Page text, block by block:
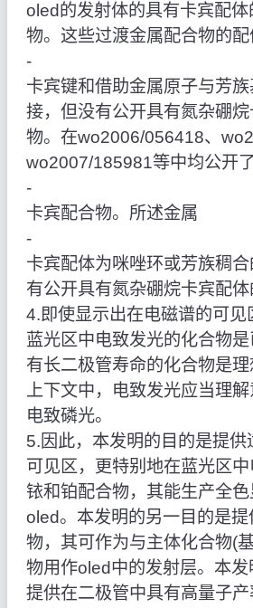
oled的发射体的具有卡宾配
物。这些过渡金属配合物的
‑
卡宾键和借助金属原子与芳
接，但没有公开具有氮杂硼
物。在wo2006/056418、
wo2007/185981等中均公开
‑
卡宾配合物。所述金属
‑
卡宾配体为咪唑环或芳族稠
有公开具有氮杂硼烷卡宾配体
4.即使显示出在电磁谱的可见
蓝光区中电致发光的化合物
有长二极管寿命的化合物是
上下文中，电致发光应当理
电致磷光。
5.因此，本发明的目的是提供
可见区，更特别地在蓝光区
铱和铂配合物，其能生产全
oled。本发明的另一目的是
物，其可作为与主体化合物(
物用作oled中的发射层。本
提供在二极管中具有高量子